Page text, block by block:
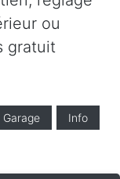
ou
gratuit
Garage Info